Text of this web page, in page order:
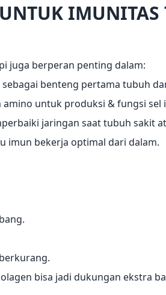
juga berperan penting dalam:
benteng pertama tubuh
untuk produksi & fungsi sel
jaringan saat tubuh sakit
imun bekerja optimal dari dalam.
bisa jadi dukungan ekstra